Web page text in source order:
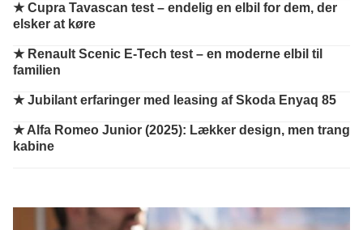
★ Cupra Tavascan test – endelig en elbil for dem, der
elsker at køre
★ Renault Scenic E-Tech test – en moderne elbil til
familien
★ Jubilant erfaringer med leasing af Skoda Enyaq 85
★ Alfa Romeo Junior (2025): Lækker design, men trang
kabine